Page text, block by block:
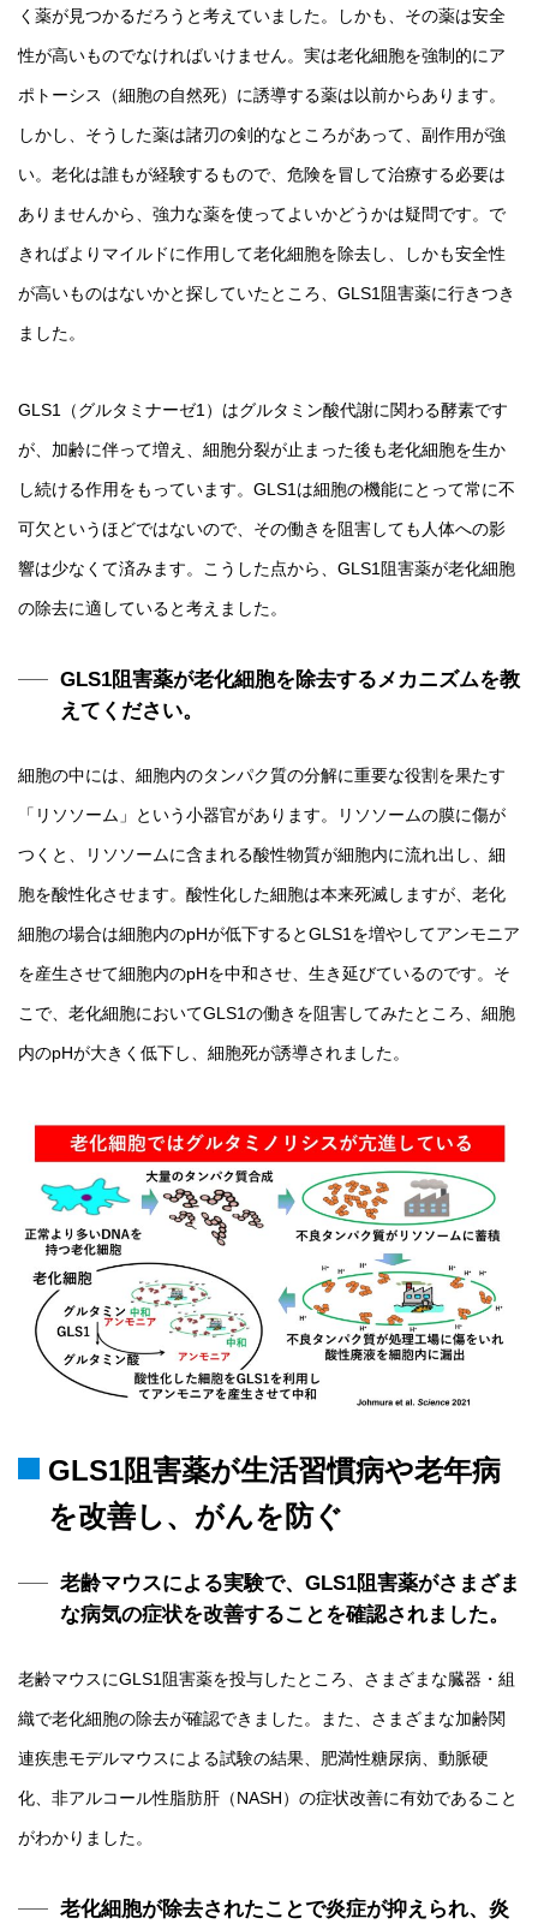
く薬が見つかるだろうと考えていました。しかも、その薬は安全
性が高いものでなければいけません。実は老化細胞を強制的にア
ポトーシス（細胞の自然死）に誘導する薬は以前からあります。
しかし、そうした薬は諸刃の剣的なところがあって、副作用が強
い。老化は誰もが経験するもので、危険を冒して治療する必要は
ありませんから、強力な薬を使ってよいかどうかは疑問です。で
きればよりマイルドに作用して老化細胞を除去し、しかも安全性
が高いものはないかと探していたところ、GLS1阻害薬に行きつき
ました。
GLS1（グルタミナーゼ1）はグルタミン酸代謝に関わる酵素です
が、加齢に伴って増え、細胞分裂が止まった後も老化細胞を生か
し続ける作用をもっています。GLS1は細胞の機能にとって常に不
可欠というほどではないので、その働きを阻害しても人体への影
響は少なくて済みます。こうした点から、GLS1阻害薬が老化細胞
の除去に適していると考えました。
GLS1阻害薬が老化細胞を除去するメカニズムを教
えてください。
細胞の中には、細胞内のタンパク質の分解に重要な役割を果たす
「リソソーム」という小器官があります。リソソームの膜に傷が
つくと、リソソームに含まれる酸性物質が細胞内に流れ出し、細
胞を酸性化させます。酸性化した細胞は本来死滅しますが、老化
細胞の場合は細胞内のpHが低下するとGLS1を増やしてアンモニア
を産生させて細胞内のpHを中和させ、生き延びているのです。そ
こで、老化細胞においてGLS1の働きを阻害してみたところ、細胞
内のpHが大きく低下し、細胞死が誘導されました。
GLS1阻害薬が生活習慣病や老年病
を改善し、がんを防ぐ
老齢マウスによる実験で、GLS1阻害薬がさまざま
な病気の症状を改善することを確認されました。
老齢マウスにGLS1阻害薬を投与したところ、さまざまな臓器・組
織で老化細胞の除去が確認できました。また、さまざまな加齢関
連疾患モデルマウスによる試験の結果、肥満性糖尿病、動脈硬
化、非アルコール性脂肪肝（NASH）の症状改善に有効であること
がわかりました。
老化細胞が除去されたことで炎症が抑えられ、炎